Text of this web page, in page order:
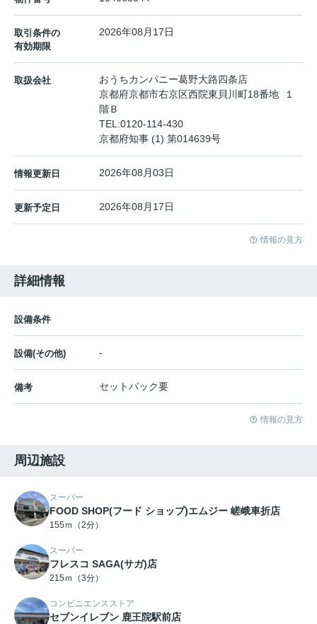
取引条件の
有効期限
2026年08月17日
取扱会社
おうちカンパニー葛野大路四条店
京都府京都市右京区西院東貝川町18番地 １
階Ｂ
TEL:0120-114-430
京都府知事 (1) 第014639号
情報更新日 2026年08月03日
更新予定日 2026年08月17日
情報の見方
詳細情報
設備条件
設備(その他) -
備考 セットバック要
情報の見方
周辺施設
スーパー
FOOD SHOP(フード ショップ)エムジー 嵯峨車折店
155ｍ（2分）
スーパー
フレスコ SAGA(サガ)店
215ｍ（3分）
コンビニエンスストア
セブンイレブン 鹿王院駅前店